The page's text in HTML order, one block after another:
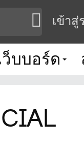
เข้า
ว็บบอร์ด